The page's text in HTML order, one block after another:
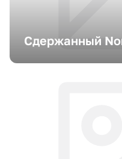
Сдержанный